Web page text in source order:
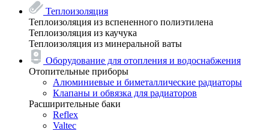
Теплоизоляция
Теплоизоляция из вспененного полиэтилена
Теплоизоляция из каучука
Теплоизоляция из минеральной ваты
Оборудование для отопления и водоснабжения
Отопительные приборы
Алюминиевые и биметаллические радиаторы
Клапаны и обвязка для радиаторов
Расширительные баки
Reflex
Valtec